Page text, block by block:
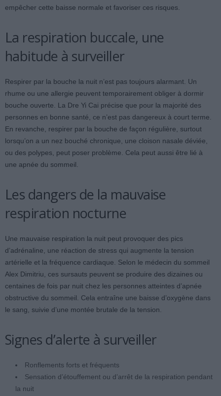
empêcher cette baisse normale et favoriser ces risques.
La respiration buccale, une
habitude à surveiller
Respirer par la bouche la nuit n’est pas toujours alarmant. Un
rhume ou une allergie peuvent temporairement obliger à dormir
bouche ouverte. La Dre Yi Cai précise que pour la majorité des
personnes en bonne santé, ce n’est pas dangereux à court terme.
En revanche, respirer par la bouche de façon régulière, surtout
lorsqu’on a un nez bouché chronique, une cloison nasale déviée,
ou des polypes, peut poser problème. Cela peut aussi être lié à
une apnée du sommeil.
Les dangers de la mauvaise
respiration nocturne
Une mauvaise respiration la nuit peut provoquer des pics
d’adrénaline, une réaction de stress qui augmente la tension
artérielle et la fréquence cardiaque. Selon le médecin du sommeil
Alex Dimitriu, ces sursauts peuvent se produire des dizaines ou
centaines de fois par nuit chez les personnes atteintes d’apnée
obstructive du sommeil. Cela entraîne une baisse d’oxygène dans
le sang, suivie d’une montée brutale de la tension.
Signes d’alerte à surveiller
Ronflements forts et fréquents
Sensation d’étouffement ou d’arrêt de la respiration pendant
la nuit